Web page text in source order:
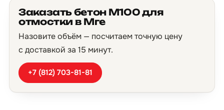
Заказать бетон М100 для
отмостки в Мге
Назовите объём — посчитаем точную цену
с доставкой за 15 минут.
+7 (812) 703-81-81